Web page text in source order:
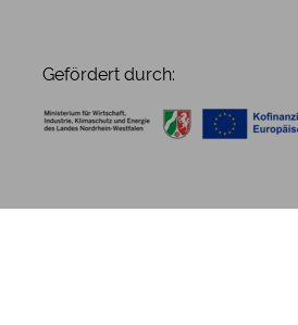
Gefördert durch: